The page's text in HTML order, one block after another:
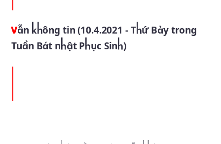
Vẫn không tin (10.4.2021 - Thứ Bảy trong
Tuần Bát nhật Phục Sinh)